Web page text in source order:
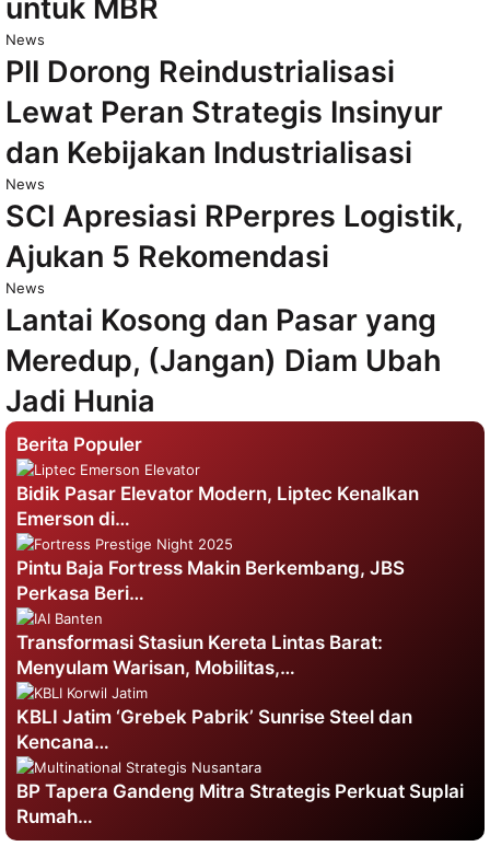
untuk MBR
News
PII Dorong Reindustrialisasi
Lewat Peran Strategis Insinyur
dan Kebijakan Industrialisasi
News
SCI Apresiasi RPerpres Logistik,
Ajukan 5 Rekomendasi
News
Lantai Kosong dan Pasar yang
Meredup, (Jangan) Diam Ubah
Jadi Hunia
Berita Populer
Bidik Pasar Elevator Modern, Liptec Kenalkan
Emerson di…
Pintu Baja Fortress Makin Berkembang, JBS
Perkasa Beri…
Transformasi Stasiun Kereta Lintas Barat:
Menyulam Warisan, Mobilitas,…
KBLI Jatim ‘Grebek Pabrik’ Sunrise Steel dan
Kencana…
BP Tapera Gandeng Mitra Strategis Perkuat Suplai
Rumah…